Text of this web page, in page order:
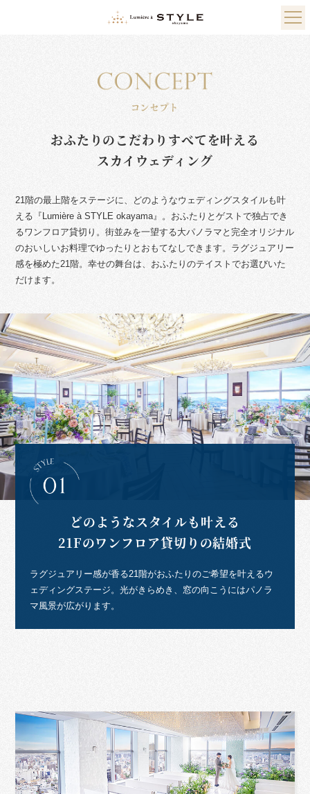
おふたりのこだわりすべてを叶える
スカイウェディング
21階の最上階をステージに、どのようなウェディングスタイルも叶
える『Lumière à STYLE okayama』。 おふたりとゲストで独占でき
るワンフロア貸切り。街並みを一望する大パノラマと完全オリジナル
のおいしいお料理でゆったりとおもてなしできます。 ラグジュアリー
感を極めた21階。幸せの舞台は、おふたりのテイストでお選びいた
だけます。
どのようなスタイルも叶える
21Fのワンフロア貸切りの結婚式
ラグジュアリー感が香る21階がおふたりのご希望を叶えるウ
ェディングステージ。光がきらめき、窓の向こうにはパノラ
マ風景が広がります。